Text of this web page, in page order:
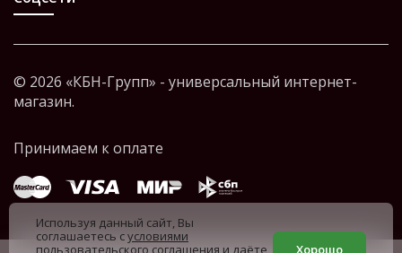
© 2026 «КБН-Групп» - универсальный интернет-
магазин.
Используя данный сайт, Вы
соглашаетесь сусловиями
пользовательского соглашения и даёте Хорошо